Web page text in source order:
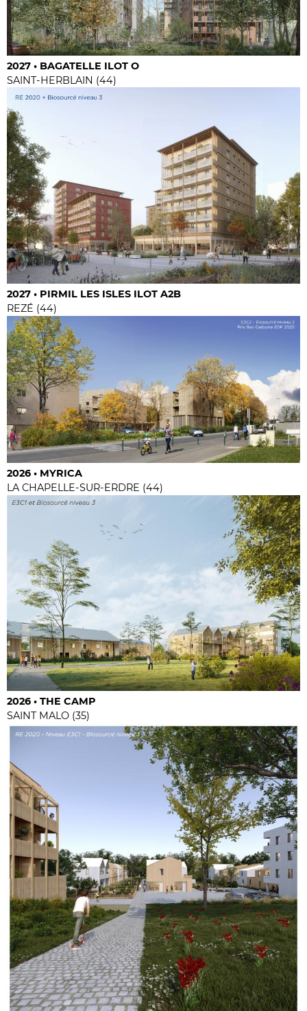
2027 • BAGATELLE ILOT O
SAINT-HERBLAIN (44)
2027 • PIRMIL LES ISLES ILOT A2B
REZÉ (44)
2026 • MYRICA
LA CHAPELLE-SUR-ERDRE (44)
2026 • THE CAMP
SAINT MALO (35)